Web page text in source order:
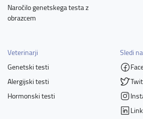
Naročilo genetskega testa z
obrazcem
Veterinarji
Genetski testi
Alergijski testi
Hormonski testi
Sledi